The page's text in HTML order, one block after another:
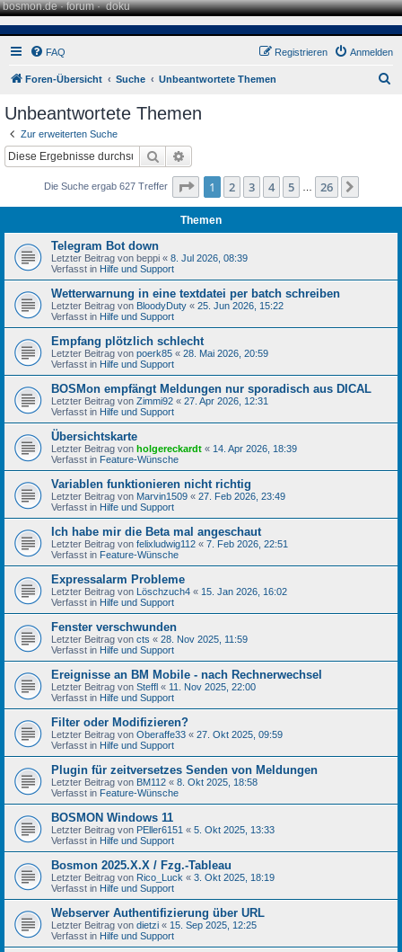
bosmon.de·forum·doku
FAQ Anmelden
Registrieren
Foren-Übersicht Suche Unbeantwortete Themen
Unbeantwortete Themen
Zur erweiterten Suche
Suche
Die Suche ergab 627 Treffer Seite 1von 26
1 2 3 4 5 26
Themen
Telegram Bot down
Letzter Beitrag von beppi « 8. Jul 2026, 08:39
Verfasst in Hilfe und Support
Wetterwarnung in eine textdatei per batch schreiben
Letzter Beitrag von BloodyDuty « 25. Jun 2026, 15:22
Verfasst in Hilfe und Support
Empfang plötzlich schlecht
Letzter Beitrag von poerk85 « 28. Mai 2026, 20:59
Verfasst in Hilfe und Support
BOSMon empfängt Meldungen nur sporadisch aus DICAL
Letzter Beitrag von Zimmi92 « 27. Apr 2026, 12:31
Verfasst in Hilfe und Support
Übersichtskarte
Letzter Beitrag von holgereckardt « 14. Apr 2026, 18:39
Verfasst in Feature-Wünsche
Variablen funktionieren nicht richtig
Letzter Beitrag von Marvin1509 « 27. Feb 2026, 23:49
Verfasst in Hilfe und Support
Ich habe mir die Beta mal angeschaut
Letzter Beitrag von felixludwig112 « 7. Feb 2026, 22:51
Verfasst in Feature-Wünsche
Expressalarm Probleme
Letzter Beitrag von Löschzuch4 « 15. Jan 2026, 16:02
Verfasst in Hilfe und Support
Fenster verschwunden
Letzter Beitrag von cts « 28. Nov 2025, 11:59
Verfasst in Hilfe und Support
Ereignisse an BM Mobile - nach Rechnerwechsel
Letzter Beitrag von Steffl « 11. Nov 2025, 22:00
Verfasst in Hilfe und Support
Filter oder Modifizieren?
Letzter Beitrag von Oberaffe33 « 27. Okt 2025, 09:59
Verfasst in Hilfe und Support
Plugin für zeitversetzes Senden von Meldungen
Letzter Beitrag von BM112 « 8. Okt 2025, 18:58
Verfasst in Feature-Wünsche
BOSMON Windows 11
Letzter Beitrag von PEller6151 « 5. Okt 2025, 13:33
Verfasst in Hilfe und Support
Bosmon 2025.X.X / Fzg.-Tableau
Letzter Beitrag von Rico_Luck « 3. Okt 2025, 18:19
Verfasst in Hilfe und Support
Webserver Authentifizierung über URL
Letzter Beitrag von dietzi « 15. Sep 2025, 12:25
Verfasst in Hilfe und Support